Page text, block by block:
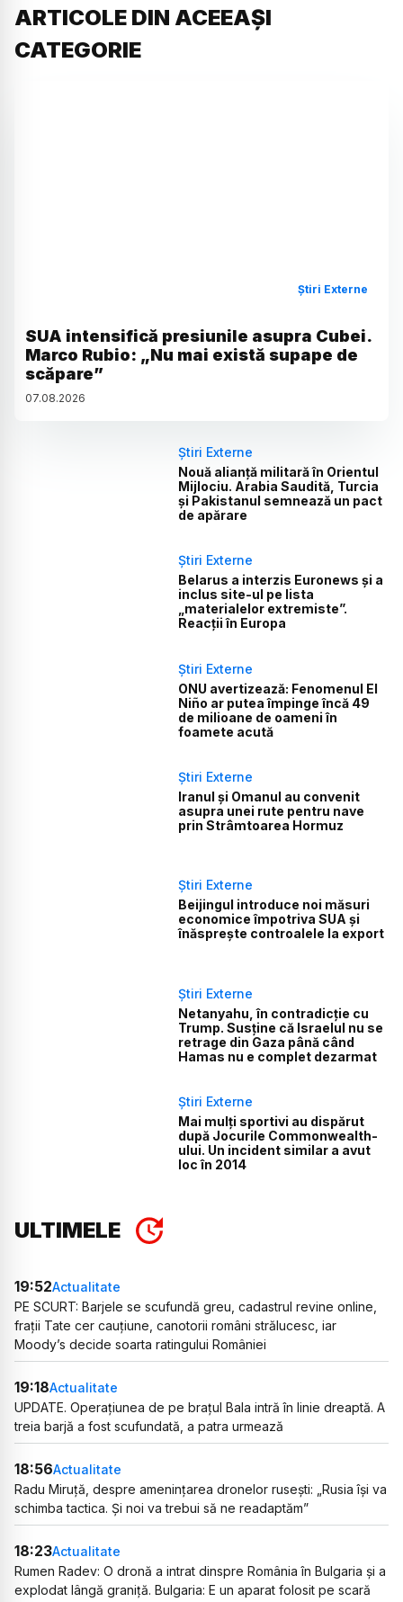
ARTICOLE DIN ACEEAȘI
CATEGORIE
Știri Externe
SUA intensifică presiunile asupra Cubei.
Marco Rubio: „Nu mai există supape de
scăpare”
07.08.2026
Știri Externe
Nouă alianță militară în Orientul
Mijlociu. Arabia Saudită, Turcia
și Pakistanul semnează un pact
de apărare
Știri Externe
Belarus a interzis Euronews și a
inclus site-ul pe lista
„materialelor extremiste”.
Reacții în Europa
Știri Externe
ONU avertizează: Fenomenul El
Niño ar putea împinge încă 49
de milioane de oameni în
foamete acută
Știri Externe
Iranul și Omanul au convenit
asupra unei rute pentru nave
prin Strâmtoarea Hormuz
Știri Externe
Beijingul introduce noi măsuri
economice împotriva SUA și
înăsprește controalele la export
Știri Externe
Netanyahu, în contradicție cu
Trump. Susține că Israelul nu se
retrage din Gaza până când
Hamas nu e complet dezarmat
Știri Externe
Mai mulți sportivi au dispărut
după Jocurile Commonwealth-
ului. Un incident similar a avut
loc în 2014
ULTIMELE
19:52Actualitate
PE SCURT: Barjele se scufundă greu, cadastrul revine online,
frații Tate cer cauțiune, canotorii români strălucesc, iar
Moody’s decide soarta ratingului României
19:18Actualitate
UPDATE. Operațiunea de pe brațul Bala intră în linie dreaptă. A
treia barjă a fost scufundată, a patra urmează
18:56Actualitate
Radu Miruță, despre amenințarea dronelor rusești: „Rusia își va
schimba tactica. Și noi va trebui să ne readaptăm”
18:23Actualitate
Rumen Radev: O dronă a intrat dinspre România în Bulgaria și a
explodat lângă graniță. Bulgaria: E un aparat folosit pe scară